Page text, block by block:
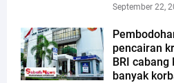
September 22,
pencairan
BRI cabang
banyak